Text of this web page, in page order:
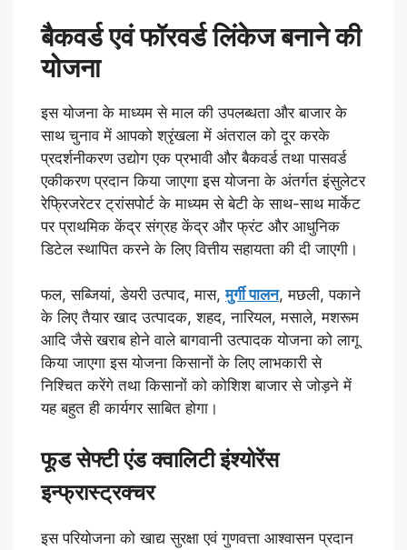
बैकवर्ड एवं फॉरवर्ड लिंकेज बनाने की
योजना
इस योजना के माध्यम से माल की उपलब्धता और बाजार के
साथ चुनाव में आपको श्रृंखला में अंतराल को दूर करके
प्रदर्शनीकरण उद्योग एक प्रभावी और बैकवर्ड तथा पासवर्ड
एकीकरण प्रदान किया जाएगा इस योजना के अंतर्गत इंसुलेटर
रेफ्रिजरेटर ट्रांसपोर्ट के माध्यम से बेटी के साथ-साथ मार्केट
पर प्राथमिक केंद्र संग्रह केंद्र और फ्रंट और आधुनिक
डिटेल स्थापित करने के लिए वित्तीय सहायता की दी जाएगी।
फल, सब्जियां, डेयरी उत्पाद, मास,मुर्गी पालन, मछली, पकाने
के लिए तैयार खाद उत्पादक, शहद, नारियल, मसाले, मशरूम
आदि जैसे खराब होने वाले बागवानी उत्पादक योजना को लागू
किया जाएगा इस योजना किसानों के लिए लाभकारी से
निश्चित करेंगे तथा किसानों को कोशिश बाजार से जोड़ने में
यह बहुत ही कार्यगर साबित होगा।
फूड सेफ्टी एंड क्वालिटी इंश्योरेंस
इन्फ्रास्ट्रक्चर
इस परियोजना को खाद्य सुरक्षा एवं गुणवत्ता आश्वासन प्रदान